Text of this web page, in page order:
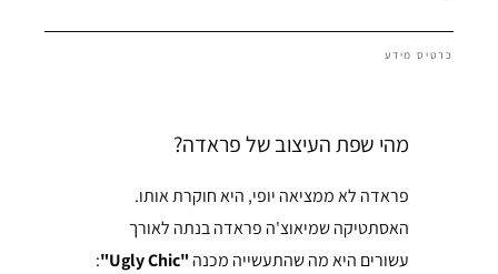
כרטיס מידע
מהי שפת העיצוב של פראדה?
פראדה לא ממציאה יופי, היא חוקרת אותו.
האסתטיקה שמיאוצ'ה פראדה בנתה לאורך
עשורים היא מה שהתעשייה מכנה "Ugly Chic"
: